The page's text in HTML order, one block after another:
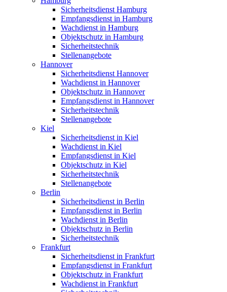
Sicherheitsdienst Hamburg
Empfangsdienst in Hamburg
Wachdienst in Hamburg
Objektschutz in Hamburg
Sicherheitstechnik
Stellenangebote
Hannover
Sicherheitsdienst Hannover
Wachdienst in Hannover
Objektschutz in Hannover
Empfangsdienst in Hannover
Sicherheitstechnik
Stellenangebote
Kiel
Sicherheitsdienst in Kiel
Wachdienst in Kiel
Empfangsdienst in Kiel
Objektschutz in Kiel
Sicherheitstechnik
Stellenangebote
Berlin
Sicherheitsdienst in Berlin
Empfangsdienst in Berlin
Wachdienst in Berlin
Objektschutz in Berlin
Sicherheitstechnik
Frankfurt
Sicherheitsdienst in Frankfurt
Empfangsdienst in Frankfurt
Objektschutz in Frankfurt
Wachdienst in Frankfurt